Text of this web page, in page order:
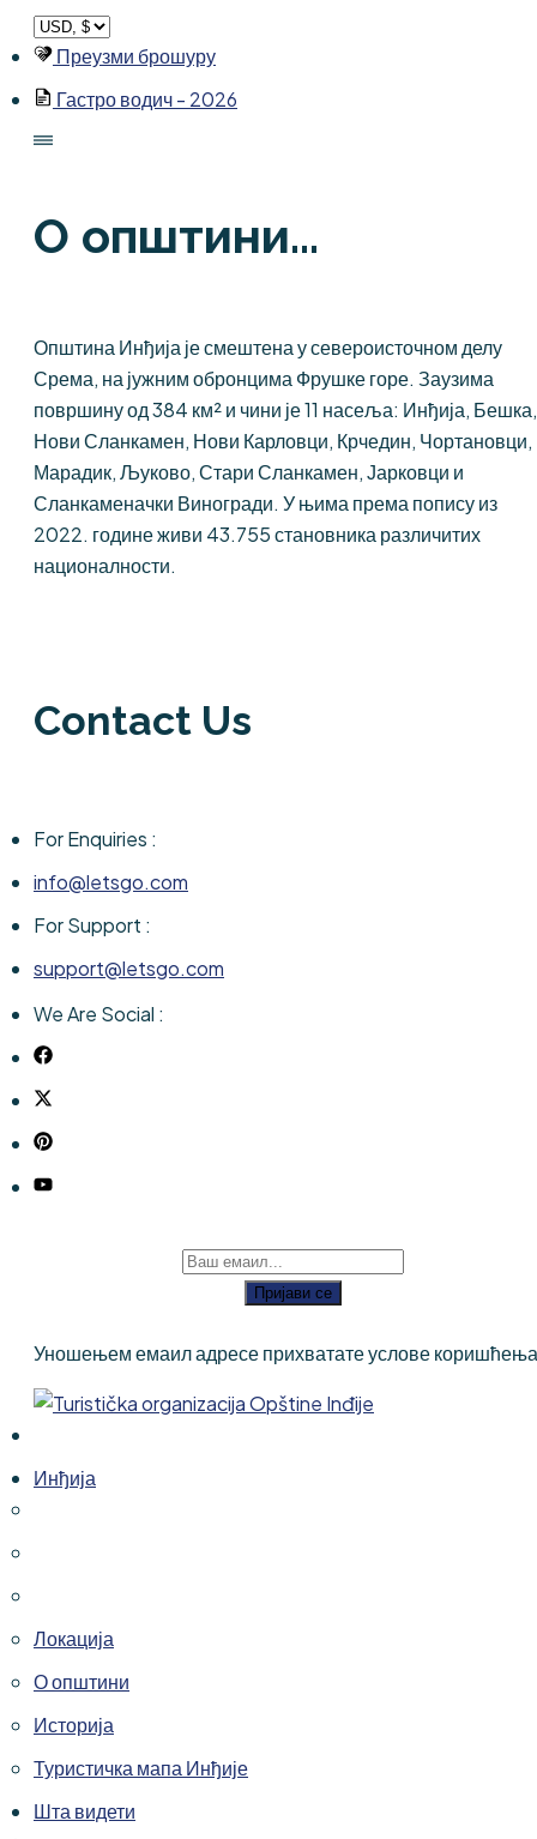
Skip
to
content
Преузми брошуру
Гастро водич - 2026
О општини...
Општина Инђија је смештена у североисточном делу
Срема, на јужним обронцима Фрушке горе. Заузима
површину од 384 км² и чини је 11 насеља: Инђија, Бешка,
Нови Сланкамен, Нови Карловци, Крчедин, Чортановци,
Марадик, Љуково, Стари Сланкамен, Јарковци и
Сланкаменачки Виногради. У њима према попису из
2022. године живи 43.755 становника различитих
националности.
Contact Us
For Enquiries :
info@letsgo.com
For Support :
support@letsgo.com
We Are Social :
Пријави се
Уношењем емаил адресе прихватате услове
Инђија
Локација
О општини
Историја
Туристичка мапа Инђије
Шта видети